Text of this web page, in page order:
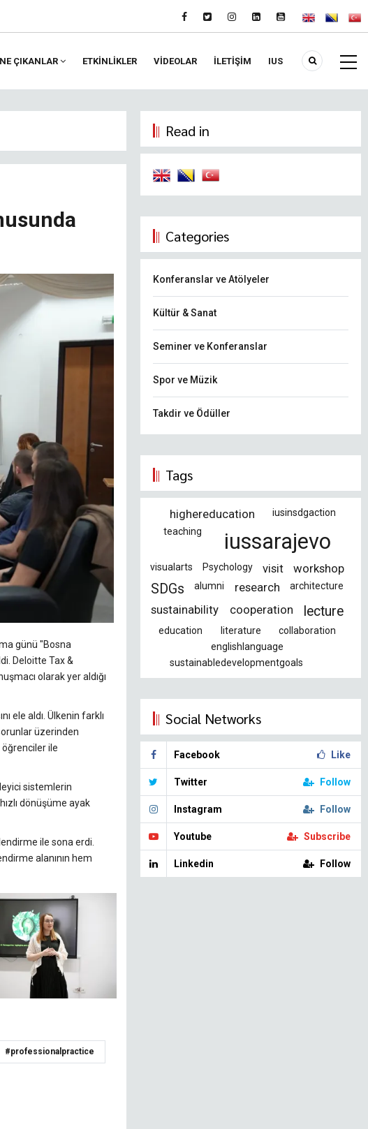
ÇIKANLAR ETKİNLİKLER VIDEOLAR İLETİŞİM IUS
günü "Bosna
Deloitte Tax &
olarak yer aldığı
ele aldı. Ülkenin farklı
üzerinden
ile
sistemlerin
dönüşüme ayak
ile sona erdi.
alanının hem
#professionalpractice
Read in
Categories
Konferanslar ve Atölyeler
Kültür & Sanat
Seminer ve Konferanslar
Spor ve Müzik
Takdir ve Ödüller
Tags
highereducation
iusinsdgaction
teaching
iussarajevo
visualarts Psychology visit workshop
SDGs alumni research architecture
sustainability cooperation lecture
education literature
collaboration
englishlanguage
sustainabledevelopmentgoals
Social Networks
Facebook Like
Twitter Follow
Instagram Follow
Youtube Subscribe
Linkedin Follow